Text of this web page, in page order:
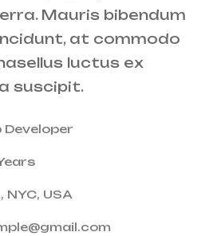
Mauris bibendum
at commodo
luctus ex
suscipit.
Developer
NYC, USA